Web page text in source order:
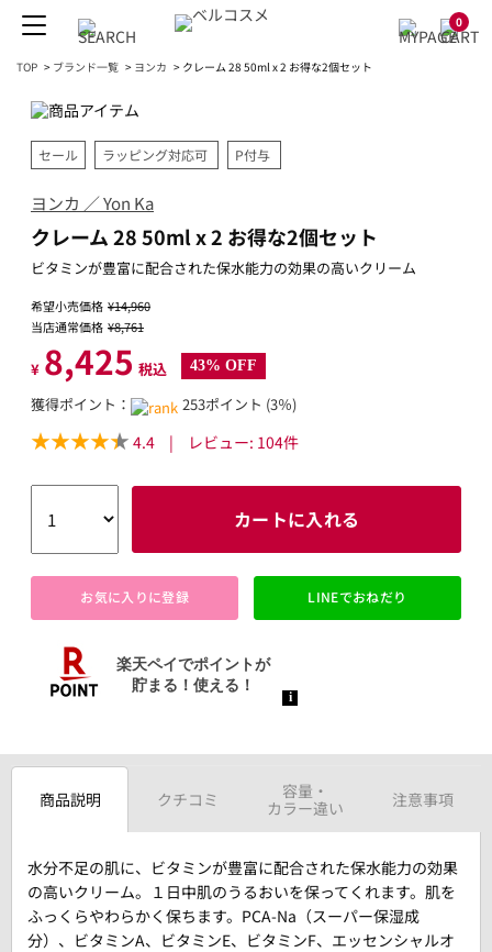
0
TOP > ブランド一覧 > ヨンカ > クレーム 28 50ml x 2 お得な2個セット
セール ラッピング対応可 P付与
ヨンカ ／ Yon Ka
クレーム 28 50ml x 2 お得な2個セット
ビタミンが豊富に配合された保水能力の効果の高いクリーム
希望小売価格 ¥14,960
当店通常価格 ¥8,761
¥ 8,425 税込 43% OFF
獲得ポイント： 253ポイント (3％)
4.4 | レビュー: 104件
カートに入れる
お気に入りに登録 LINEでおねだり
商品説明 クチコミ
容量・
カラー違い
注意事項
水分不足の肌に、ビタミンが豊富に配合された保水能力の効果
の高いクリーム。１日中肌のうるおいを保ってくれます。肌を
ふっくらやわらかく保ちます。PCA-Na（スーパー保湿成
分）、ビタミンA、ビタミンE、ビタミンF、エッセンシャルオ